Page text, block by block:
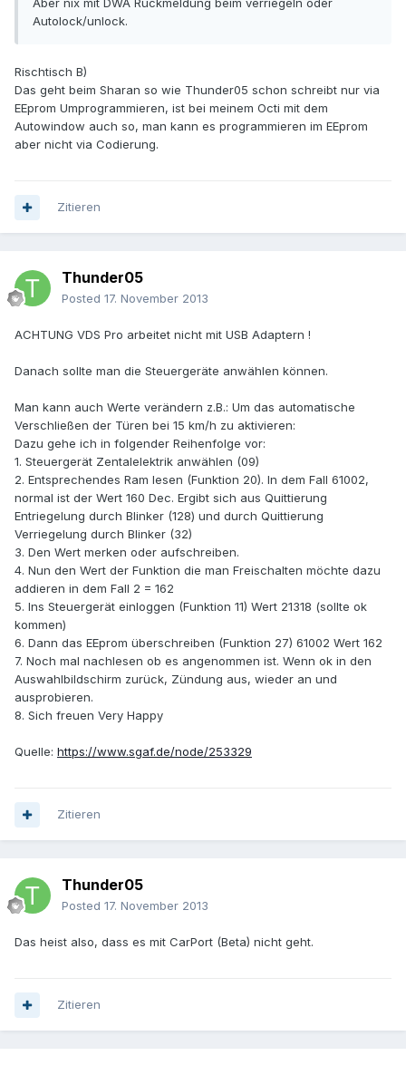
Aber nix mit DWA Rückmeldung beim verriegeln oder
Autolock/unlock.
Rischtisch B)
Das geht beim Sharan so wie Thunder05 schon schreibt nur via
EEprom Umprogrammieren, ist bei meinem Octi mit dem
Autowindow auch so, man kann es programmieren im EEprom
aber nicht via Codierung.
Zitieren
Thunder05
Posted 17. November 2013
ACHTUNG VDS Pro arbeitet nicht mit USB Adaptern !
Danach sollte man die Steuergeräte anwählen können.
Man kann auch Werte verändern z.B.: Um das automatische
Verschließen der Türen bei 15 km/h zu aktivieren:
Dazu gehe ich in folgender Reihenfolge vor:
1. Steuergerät Zentalelektrik anwählen (09)
2. Entsprechendes Ram lesen (Funktion 20). In dem Fall 61002,
normal ist der Wert 160 Dec. Ergibt sich aus Quittierung
Entriegelung durch Blinker (128) und durch Quittierung
Verriegelung durch Blinker (32)
3. Den Wert merken oder aufschreiben.
4. Nun den Wert der Funktion die man Freischalten möchte dazu
addieren in dem Fall 2 = 162
5. Ins Steuergerät einloggen (Funktion 11) Wert 21318 (sollte ok
kommen)
6. Dann das EEprom überschreiben (Funktion 27) 61002 Wert 162
7. Noch mal nachlesen ob es angenommen ist. Wenn ok in den
Auswahlbildschirm zurück, Zündung aus, wieder an und
ausprobieren.
8. Sich freuen Very Happy
Quelle: https://www.sgaf.de/node/253329
Zitieren
Thunder05
Posted 17. November 2013
Das heist also, dass es mit CarPort (Beta) nicht geht.
Zitieren